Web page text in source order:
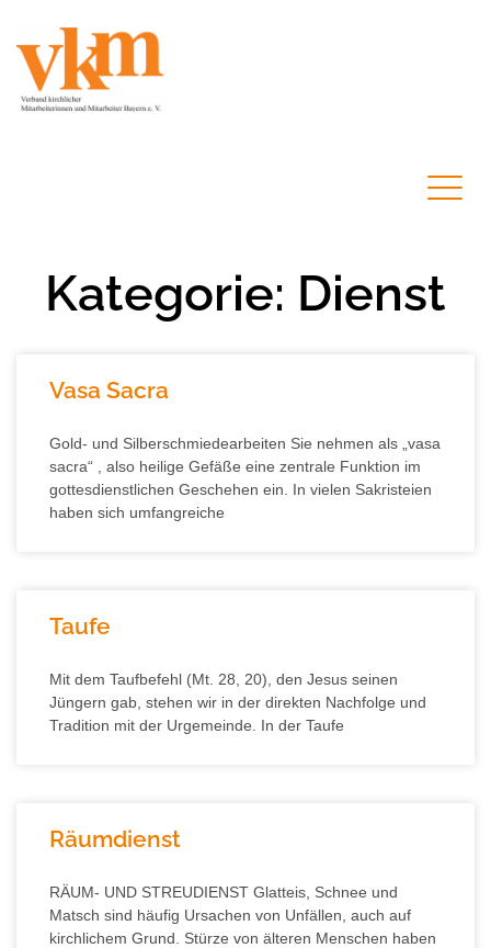
Kategorie: Dienst
Vasa Sacra
Gold- und Silberschmiedearbeiten Sie nehmen als „vasa
sacra“ , also heilige Gefäße eine zentrale Funktion im
gottesdienstlichen Geschehen ein. In vielen Sakristeien
haben sich umfangreiche
Taufe
Mit dem Taufbefehl (Mt. 28, 20), den Jesus seinen
Jüngern gab, stehen wir in der direkten Nachfolge und
Tradition mit der Urgemeinde. In der Taufe
Räumdienst
RÄUM- UND STREUDIENST Glatteis, Schnee und
Matsch sind häufig Ursachen von Unfällen, auch auf
kirchlichem Grund. Stürze von älteren Menschen haben